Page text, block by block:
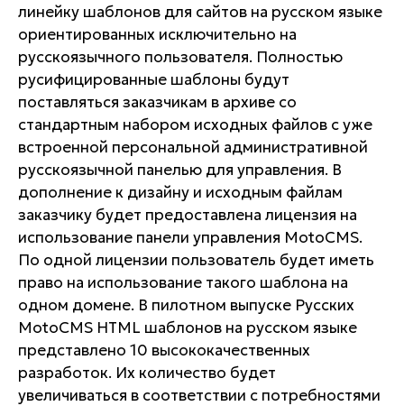
линейку шаблонов для сайтов на русском языке
ориентированных исключительно на
русскоязычного пользователя. Полностью
русифицированные шаблоны будут
поставляться заказчикам в архиве со
стандартным набором исходных файлов с уже
встроенной персональной административной
русскоязычной панелью для управления. В
дополнение к дизайну и исходным файлам
заказчику будет предоставлена лицензия на
использование панели управления MotoCMS.
По одной лицензии пользователь будет иметь
право на использование такого шаблона на
одном домене. В пилотном выпуске Русских
MotoCMS HTML шаблонов на русском языке
представлено 10 высококачественных
разработок. Их количество будет
увеличиваться в соответствии с потребностями